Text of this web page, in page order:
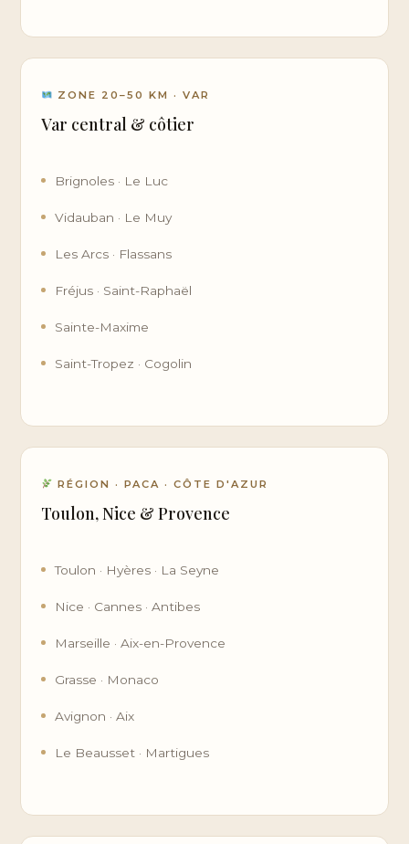
ZONE 20–50 KM · VAR
Var central & côtier
Brignoles · Le Luc
Vidauban · Le Muy
Les Arcs · Flassans
Fréjus · Saint-Raphaël
Sainte-Maxime
Saint-Tropez · Cogolin
RÉGION · PACA · CÔTE D'AZUR
Toulon, Nice & Provence
Toulon · Hyères · La Seyne
Nice · Cannes · Antibes
Marseille · Aix-en-Provence
Grasse · Monaco
Avignon · Aix
Le Beausset · Martigues